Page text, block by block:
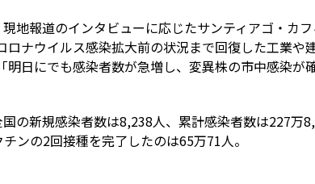
地報道のインタビューに応じたサンティアゴ・カ
ナウイルス感染拡大前の状況まで回復した工業や
日にでも感染者数が急増し、変異株の市中感染が
の新規感染者数は8,238人、累計感染者数は227万
ンの2回接種を完了したのは65万71人。